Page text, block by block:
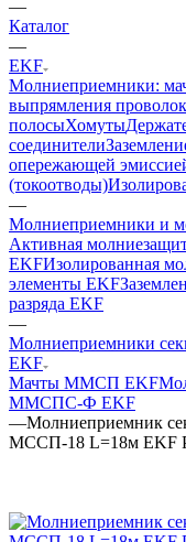
—
Каталог
—
EKF
Молниеприемники:
выпрямления
полосыХомуты
соединители
опережающей
(токоотводы)
—
Молниеприемники и
Активная
EKFИзолированная
элементы EKF
разряда EKF
—
Молниеприемники
EKF
Мачты ММСП EKF
ММСПС-Ф EKF
—Молниеприемник
МССП-18 L=18м EKF